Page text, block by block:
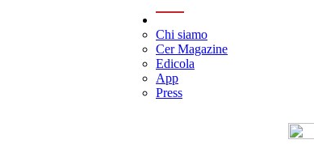
Chi siamo
Cer Magazine
Edicola
App
Press